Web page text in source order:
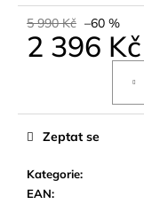
5 990 Kč –60 %
2 396 Kč
Kategorie:
EAN:
Zeptat se
o
j
e
m
e